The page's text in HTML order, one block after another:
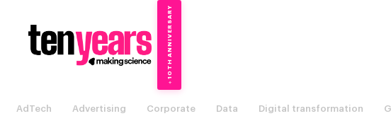
✦
10TH ANNIVERSARY
AdTech Advertising Corporate Data Digital transformation